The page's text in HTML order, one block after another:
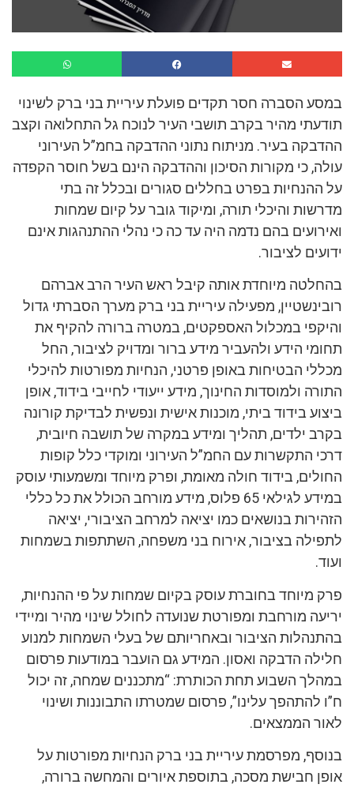
במסע הסברה חסר תקדים פועלת עיריית בני ברק לשינוי
תודעתי מהיר בקרב תושבי העיר לנוכח גל התחלואה וקצב
ההדבקה בעיר. מניתוח נתוני ההדבקה בחמ”ל העירוני
עולה, כי מקורות הסיכון וההדבקה הינם בשל חוסר הקפדה
על ההנחיות בפרט בחללים סגורים ובכלל זה בתי
מדרשות והיכלי תורה, ומיקוד גובר על קיום שמחות
ואירועים בהם נדמה היה עד כה כי נהלי ההתנהגות אינם
ידועים לציבור.
בהחלטה מיוחדת אותה קיבל ראש העיר הרב אברהם
רובינשטיין, מפעילה עיריית בני ברק מערך הסברתי גדול
והיקפי במכלול האספקטים, במטרה ברורה להקיף את
תחומי הידע ולהעביר מידע ברור ומדויק לציבור, החל
מכללי הבטיחות באופן פרטני, הנחיות מפורטות להיכלי
התורה ולמוסדות החינוך, מידע ייעודי לחייבי בידוד, אופן
ביצוע בידוד ביתי, מוכנות אישית ונפשית לבדיקת קורונה
בקרב ילדים, תהליך ומידע במקרה של תושבה חיובית,
דרכי התקשרות עם החמ”ל העירוני ומוקדי כלל קופות
החולים, בידוד חולה מאומת, ופרק מיוחד ומשמעותי עוסק
במידע לגילאי 65 פלוס, מידע מורחב הכולל את כל כללי
הזהירות בנושאים כמו יציאה למרחב הציבורי, יציאה
לתפילה בציבור, אירוח בני משפחה, השתתפות בשמחות
ועוד.
פרק מיוחד בחוברת עוסק בקיום שמחות על פי ההנחיות,
יריעה מורחבת ומפורטת שנועדה לחולל שינוי מהיר ומיידי
בהתנהלות הציבור ובאחריותם של בעלי השמחות למנוע
חלילה הדבקה ואסון. המידע גם הועבר במודעות פרסום
במהלך השבוע תחת הכותרת: “מתכננים שמחה, זה יכול
ח”ו להתהפך עלינו”, פרסום שמטרתו התבוננות ושינוי
לאור הממצאים.
בנוסף, מפרסמת עיריית בני ברק הנחיות מפורטות על
אופן חבישת מסכה, בתוספת איורים והמחשה ברורה,